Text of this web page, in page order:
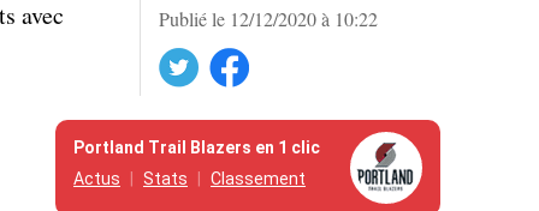
Publié le 12/12/2020 à 10:22
Facebook
avec
Portland Trail Blazers en 1 clic
Actus
Stats Classement